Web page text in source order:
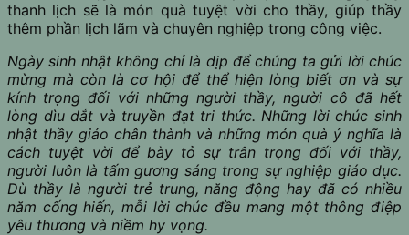
thanh lịch sẽ là món quà tuyệt vời cho thầy, giúp thầy
thêm phần lịch lãm và chuyên nghiệp trong công việc.
Ngày sinh nhật không chỉ là dịp để chúng ta gửi lời chúc
mừng mà còn là cơ hội để thể hiện lòng biết ơn và sự
kính trọng đối với những người thầy, người cô đã hết
lòng dìu dắt và truyền đạt tri thức. Những lời chúc sinh
nhật thầy giáo chân thành và những món quà ý nghĩa là
cách tuyệt vời để bày tỏ sự trân trọng đối với thầy,
người luôn là tấm gương sáng trong sự nghiệp giáo dục.
Dù thầy là người trẻ trung, năng động hay đã có nhiều
năm cống hiến, mỗi lời chúc đều mang một thông điệp
yêu thương và niềm hy vọng.